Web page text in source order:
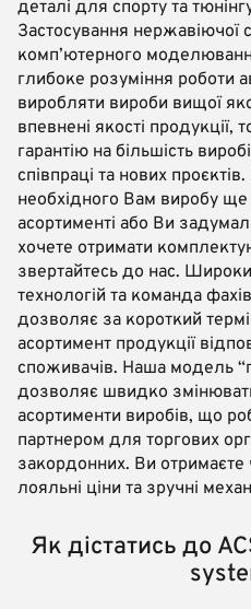
деталі для спорту та
Застосування нержавіючої
комп’ютерного
глибоке розуміння роботи
виробляти вироби вищої
впевнені якості продукції,
гарантію на більшість
співпраці та нових
необхідного Вам виробу
асортименті або Ви
хочете отримати
звертайтесь до нас.
технологій та команда
дозволяє за короткий
асортимент продукції
споживачів. Наша модель
дозволяє швидко
асортименти виробів, що
партнером для торгових
закордонних. Ви отримаєте
лояльні ціни та зручні
Як дістатись до